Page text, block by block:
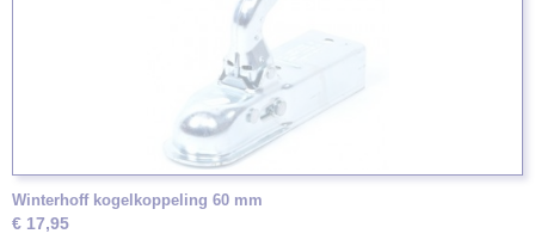
Winterhoff kogelkoppeling 60 mm
€ 17,95